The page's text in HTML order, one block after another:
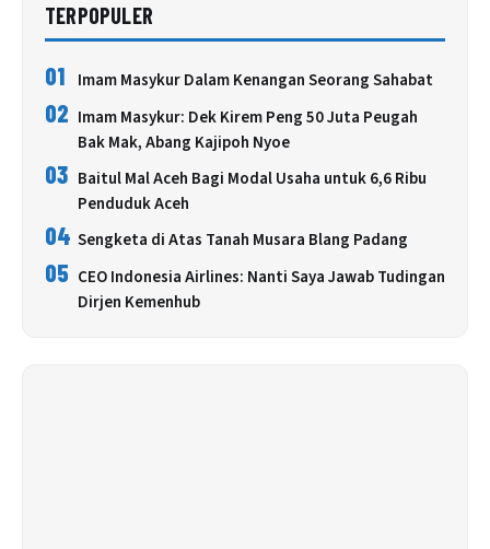
TERPOPULER
01 Imam Masykur Dalam Kenangan Seorang Sahabat
02 Imam Masykur: Dek Kirem Peng 50 Juta Peugah
Bak Mak, Abang Kajipoh Nyoe
03 Baitul Mal Aceh Bagi Modal Usaha untuk 6,6 Ribu
Penduduk Aceh
04 Sengketa di Atas Tanah Musara Blang Padang
05 CEO Indonesia Airlines: Nanti Saya Jawab Tudingan
Dirjen Kemenhub